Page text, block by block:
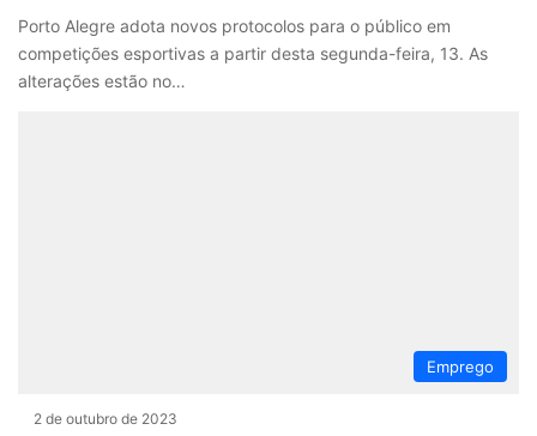
Porto Alegre adota novos protocolos para o público em
competições esportivas a partir desta segunda-feira, 13. As
alterações estão no…
Emprego
2 de outubro de 2023